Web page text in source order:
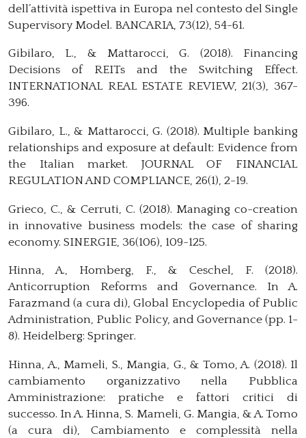
dell’attività ispettiva in Europa nel contesto del Single
Supervisory Model. BANCARIA, 73(12), 54-61.
Gibilaro, L., & Mattarocci, G. (2018). Financing
Decisions of REITs and the Switching Effect.
INTERNATIONAL REAL ESTATE REVIEW, 21(3), 367-
396.
Gibilaro, L., & Mattarocci, G. (2018). Multiple banking
relationships and exposure at default: Evidence from
the Italian market. JOURNAL OF FINANCIAL
REGULATION AND COMPLIANCE, 26(1), 2-19.
Grieco, C., & Cerruti, C. (2018). Managing co-creation
in innovative business models: the case of sharing
economy. SINERGIE, 36(106), 109-125.
Hinna, A., Homberg, F., & Ceschel, F. (2018).
Anticorruption Reforms and Governance. In A.
Farazmand (a cura di), Global Encyclopedia of Public
Administration, Public Policy, and Governance (pp. 1-
8). Heidelberg: Springer.
Hinna, A., Mameli, S., Mangia, G., & Tomo, A. (2018). Il
cambiamento organizzativo nella Pubblica
Amministrazione: pratiche e fattori critici di
successo. In A. Hinna, S. Mameli, G. Mangia, & A. Tomo
(a cura di), Cambiamento e complessità nella